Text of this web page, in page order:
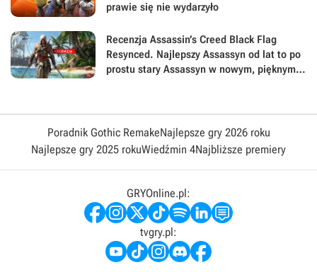
prawie się nie wydarzyło
Recenzja Assassin’s Creed Black Flag
Resynced. Najlepszy Assassyn od lat to po
prostu stary Assassyn w nowym, pięknym
Poradnik Gothic RemakeNajlepsze gry 2026 roku
Najlepsze gry 2025 rokuWiedźmin 4Najbliższe premiery
GRYOnline.pl:
tvgry.pl: